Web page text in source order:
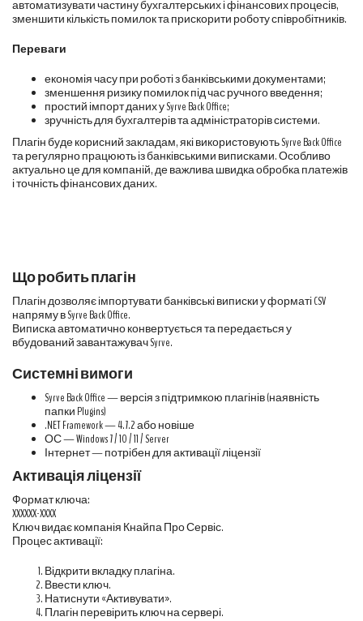
автоматизувати частину бухгалтерських і фінансових процесів,
зменшити кількість помилок та прискорити роботу співробітників.
Переваги
економія часу при роботі з банківськими документами;
зменшення ризику помилок під час ручного введення;
простий імпорт даних у Syrve Back Office;
зручність для бухгалтерів та адміністраторів системи.
Плагін буде корисний закладам, які використовують Syrve Back Office
та регулярно працюють із банківськими виписками. Особливо
актуально це для компаній, де важлива швидка обробка платежів
і точність фінансових даних.
Що робить плагін
Плагін дозволяє імпортувати банківські виписки у форматі CSV
напряму в Syrve Back Office.
Виписка автоматично конвертується та передається у
вбудований завантажувач Syrve.
Системні вимоги
Syrve Back Office — версія з підтримкою плагінів (наявність
папки Plugins)
.NET Framework — 4.7.2 або новіше
ОС — Windows 7 / 10 / 11 / Server
Інтернет — потрібен для активації ліцензії
Активація ліцензії
Формат ключа:
XXXXXX-XXXX
Ключ видає компанія Кнайпа Про Сервіс.
Процес активації:
Відкрити вкладку плагіна.
Ввести ключ.
Натиснути «Активувати».
Плагін перевірить ключ на сервері.